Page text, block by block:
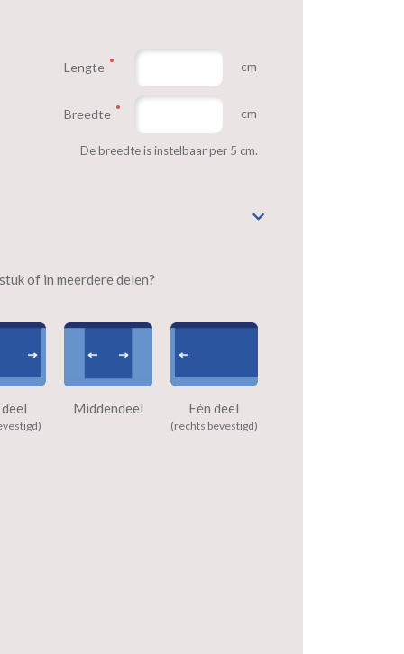
Lengte cm
Breedte cm
De breedte is instelbaar per 5 cm.
of in meerdere delen?
Middendeel Eén deel
(rechts bevestigd)